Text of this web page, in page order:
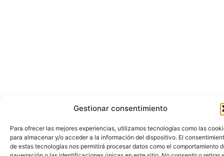
Gestionar consentimiento
Para ofrecer las mejores experiencias, utilizamos tecnologías como las
para almacenar y/o acceder a la información del dispositivo. El
de estas tecnologías nos permitirá procesar datos como el comportamiento